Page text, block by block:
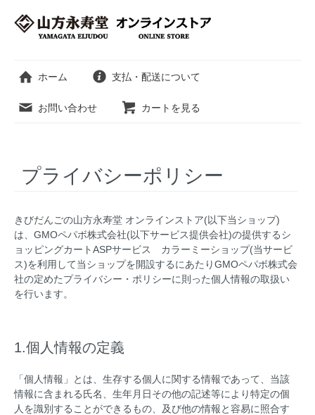
ホーム 支払・配送について
お問い合わせ カートを見る
プライバシーポリシー
きびだんごの山方永寿堂 オンラインストア(以下当ショップ)
は、 GMOペパボ株式会社(以下サービス提供会社)の提供するシ
ョッピングカートASPサービス カラーミーショップ(当サービ
ス)を利用して当ショップを開設するにあたりGMOペパボ株式会
社の定めたプライバシー・ポリシーに則った個人情報の取扱い
を行います。
1.個人情報の定義
「個人情報」とは、生存する個人に関する情報であって、当該
情報に含まれる氏名、生年月日その他の記述等により特定の個
人を識別することができるもの、及び他の情報と容易に照合す